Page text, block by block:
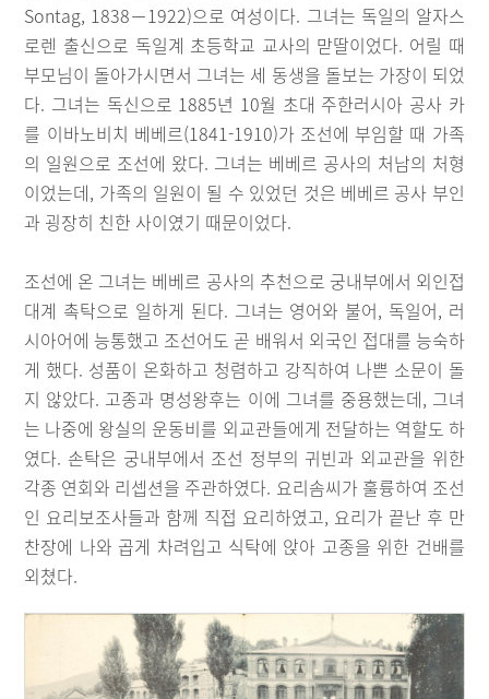
Sontag, 1838－1922)으로 여성이다. 그녀는 독일의 알자스
로렌 출신으로 독일계 초등학교 교사의 맏딸이었다. 어릴 때
부모님이 돌아가시면서 그녀는 세 동생을 돌보는 가장이 되었
다. 그녀는 독신으로 1885년 10월 초대 주한러시아 공사 카
를 이바노비치 베베르(1841-1910)가 조선에 부임할 때 가족
의 일원으로 조선에 왔다. 그녀는 베베르 공사의 처남의 처형
이었는데, 가족의 일원이 될 수 있었던 것은 베베르 공사 부인
과 굉장히 친한 사이였기 때문이었다.
조선에 온 그녀는 베베르 공사의 추천으로 궁내부에서 외인접
대계 촉탁으로 일하게 된다. 그녀는 영어와 불어, 독일어, 러
시아어에 능통했고 조선어도 곧 배워서 외국인 접대를 능숙하
게 했다. 성품이 온화하고 청렴하고 강직하여 나쁜 소문이 돌
지 않았다. 고종과 명성왕후는 이에 그녀를 중용했는데, 그녀
는 나중에 왕실의 운동비를 외교관들에게 전달하는 역할도 하
였다. 손탁은 궁내부에서 조선 정부의 귀빈과 외교관을 위한
각종 연회와 리셉션을 주관하였다. 요리솜씨가 훌륭하여 조선
인 요리보조사들과 함께 직접 요리하였고, 요리가 끝난 후 만
찬장에 나와 곱게 차려입고 식탁에 앉아 고종을 위한 건배를
외쳤다.